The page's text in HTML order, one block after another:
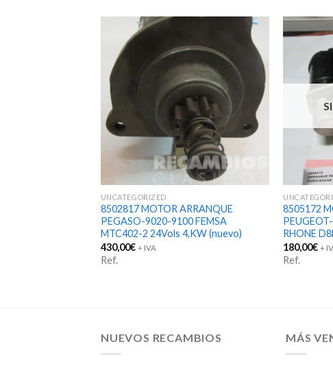
UNCATEGORIZED
8502817 MOTOR ARRANQUE
PEGASO-9020-9100 FEMSA
MTC402-2 24Vols 4,KW (nuevo)
430,00€ + IVA
Ref.
8505172
RHONE
180,00€ +
Ref.
NUEVOS RECAMBIOS MÁS